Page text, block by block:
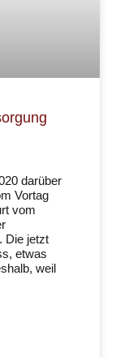
darüber
Vortag
vom
Die jetzt
etwas
weil